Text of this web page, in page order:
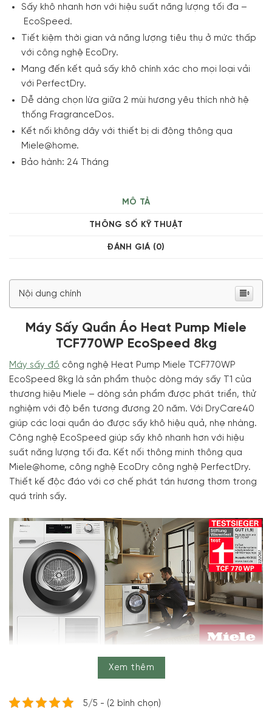
Sấy khô nhanh hơn với hiệu suất năng lượng tối đa –
EcoSpeed.
Tiết kiệm thời gian và năng lượng tiêu thụ ở mức thấp
với công nghệ EcoDry.
Mang đến kết quả sấy khô chính xác cho mọi loại vải
với PerfectDry.
Dễ dàng chọn lừa giữa 2 mùi hương yêu thích nhờ hệ
thống FragranceDos.
Kết nối không dây với thiết bị di động thông qua
Miele@home.
Bảo hành: 24 Tháng
MÔ TẢ
THÔNG SỐ KỸ THUẬT
ĐÁNH GIÁ (0)
Nội dung chính
Máy Sấy Quần Áo Heat Pump Miele
TCF770WP EcoSpeed 8kg
Máy sấy đồ công nghệ Heat Pump Miele TCF770WP
EcoSpeed 8kg là sản phẩm thuộc dòng máy sấy T1 của
thương hiệu Miele – dòng sản phẩm được phát triển, thử
nghiệm với độ bền tương đương 20 năm. Với DryCare40
giúp các loại quần áo được sấy khô hiệu quả, nhẹ nhàng.
Công nghệ EcoSpeed giúp sấy khô nhanh hơn với hiệu
suất năng lượng tối đa. Kết nối thông minh thông qua
Miele@home, công nghệ EcoDry công nghệ PerfectDry.
Thiết kế độc đáo với cơ chế phát tán hương thơm trong
quá trình sấy.
Máy Sấy Quần Áo Heat Pump Miele TCF770WP EcoSpeed giải
Xem thêm
5/5 - (2 bình chọn)